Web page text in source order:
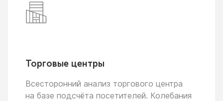
Торговые центры
Всесторонний анализ торгового центра
на базе подсчёта посетителей. Колебания